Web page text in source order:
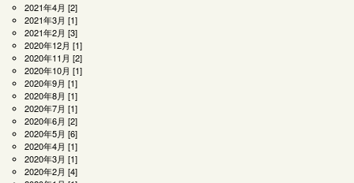
2021年4月 [2]
2021年3月 [1]
2021年2月 [3]
2020年12月 [1]
2020年11月 [2]
2020年10月 [1]
2020年9月 [1]
2020年8月 [1]
2020年7月 [1]
2020年6月 [2]
2020年5月 [6]
2020年4月 [1]
2020年3月 [1]
2020年2月 [4]